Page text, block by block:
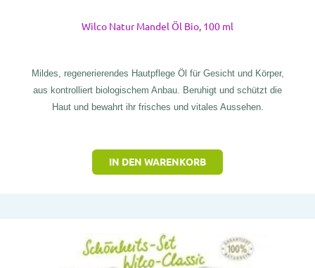
Wilco Natur Mandel Öl Bio, 100 ml
Mildes, regenerierendes Hautpflege Öl für Gesicht und Körper,
aus kontrolliert biologischem Anbau. Beruhigt und schützt die
Haut und bewahrt ihr frisches und vitales Aussehen.
IN DEN WARENKORB